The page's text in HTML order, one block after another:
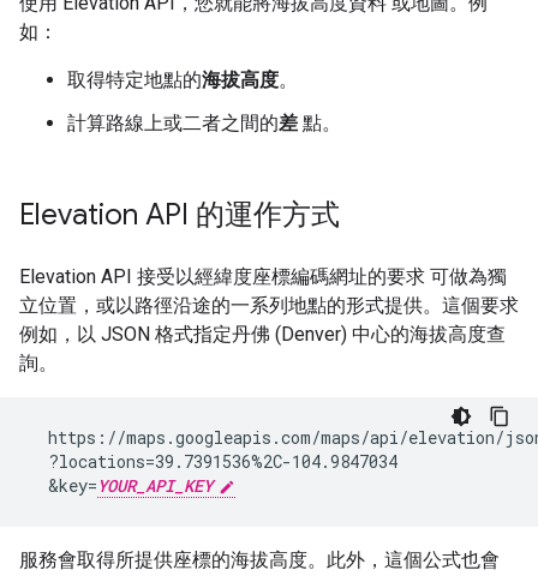
如：
取得特定地點的海拔高度。
計算路線上或二者之間的差 點。
Elevation API 的運作方式
Elevation API 接受以經緯度座標編碼網址的要求 可做為獨
立位置，或以路徑沿途的一系列地點的形式提供。這個要求
例如，以 JSON 格式指定丹佛 (Denver) 中心的海拔高度查
詢。
https://maps.googleapis.com/maps/api/elevation/
  ?locations=39.7391536%2C-104.9847034
  &key=
YOUR_API_KEY
服務會取得所提供座標的海拔高度。此外，這個公式也會